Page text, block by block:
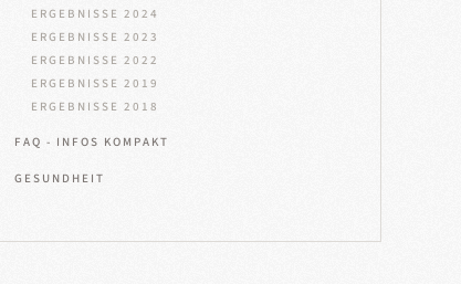
ERGEBNISSE 2024
ERGEBNISSE 2023
ERGEBNISSE 2022
ERGEBNISSE 2019
ERGEBNISSE 2018
FAQ - INFOS KOMPAKT
GESUNDHEIT